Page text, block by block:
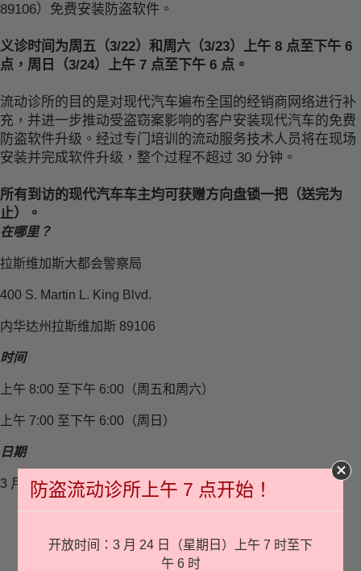
89106）免费安装防盗软件。
义诊时间为周五（3/22）和周六（3/23）上午 8 点至下午 6
点，周日（3/24）上午 7 点至下午 6 点。
流动诊所的目的是对现代汽车遍布全国的经销商网络进行补
充，并进一步推动受盗窃案影响的客户安装现代汽车的免费
防盗软件升级。经过专门培训的流动服务技术人员将在现场
安装并完成软件升级，整个过程不超过 30 分钟。
所有到访的现代汽车车主均可获赠方向盘锁一把（送完为
止）。
在哪里？
拉斯维加斯大都会警察局
400 S. Martin L. King Blvd.
内华达州拉斯维加斯 89106
时间
上午 8:00 至下午 6:00（周五和周六）
上午 7:00 至下午 6:00（周日）
日期
3 月 22 - 24 日
2018-2022 年 Accent
防盗流动诊所上午 7 点开始！
开放时间：3 月 24 日（星期日）上午 7 时至下
午 6 时